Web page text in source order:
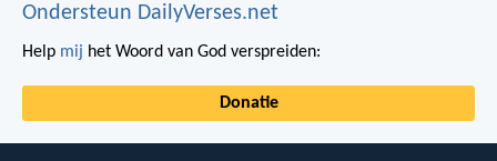
Ondersteun DailyVerses.net
Help mij het Woord van God verspreiden:
Donatie